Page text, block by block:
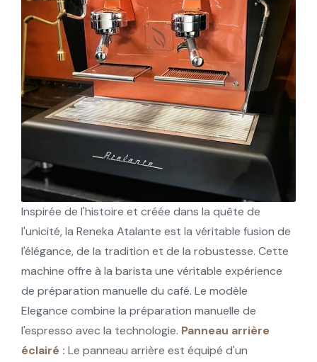
Inspirée de l'histoire et créée dans la quête de
l'unicité, la Reneka Atalante est la véritable fusion de
l'élégance, de la tradition et de la robustesse. Cette
machine offre à la barista une véritable expérience
de préparation manuelle du café. Le modèle
Elegance combine la préparation manuelle de
l'espresso avec la technologie. Panneau arrière
éclairé : Le panneau arrière est équipé d'un